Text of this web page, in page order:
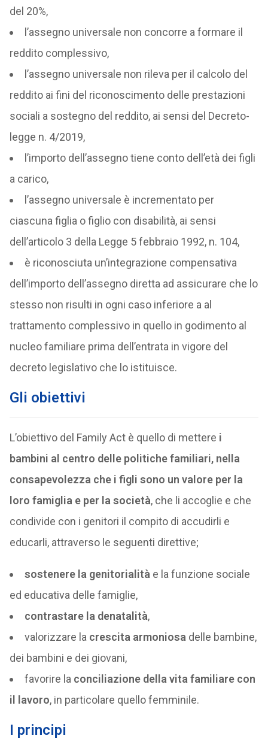
del 20%,
l’assegno universale non concorre a formare il
reddito complessivo,
l’assegno universale non rileva per il calcolo del
reddito ai fini del riconoscimento delle prestazioni
sociali a sostegno del reddito, ai sensi del Decreto-
legge n. 4/2019,
l’importo dell’assegno tiene conto dell’età dei figli
a carico,
l’assegno universale è incrementato per
ciascuna figlia o figlio con disabilità, ai sensi
dell’articolo 3 della Legge 5 febbraio 1992, n. 104,
è riconosciuta un’integrazione compensativa
dell’importo dell’assegno diretta ad assicurare che lo
stesso non risulti in ogni caso inferiore a al
trattamento complessivo in quello in godimento al
nucleo familiare prima dell’entrata in vigore del
decreto legislativo che lo istituisce.
Gli obiettivi
L’obiettivo del Family Act è quello di mettere i
bambini al centro delle politiche familiari, nella
consapevolezza che i figli sono un valore per la
loro famiglia e per la società, che li accoglie e che
condivide con i genitori il compito di accudirli e
educarli, attraverso le seguenti direttive;
sostenere la genitorialità e la funzione sociale
ed educativa delle famiglie,
contrastare la denatalità,
valorizzare la crescita armoniosa delle bambine,
dei bambini e dei giovani,
favorire la conciliazione della vita familiare con
il lavoro, in particolare quello femminile.
I principi